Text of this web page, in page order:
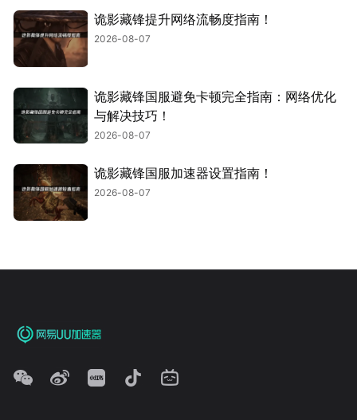
诡影藏锋提升网络流畅度指南！
2026-08-07
诡影藏锋国服避免卡顿完全指南：网络优化
与解决技巧！
2026-08-07
诡影藏锋国服加速器设置指南！
2026-08-07